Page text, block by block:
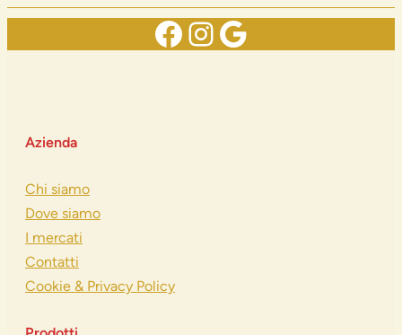
Facebook
Instagram
Google
Azienda
Chi siamo
Dove siamo
I mercati
Contatti
Cookie & Privacy Policy